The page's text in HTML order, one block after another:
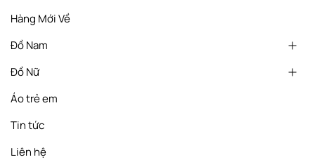
Hàng Mới Về
Đồ Nam
Đồ Nữ
Áo trẻ em
Tin tức
Liên hệ